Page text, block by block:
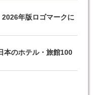
年版ロゴマークに
本のホテル・旅館100